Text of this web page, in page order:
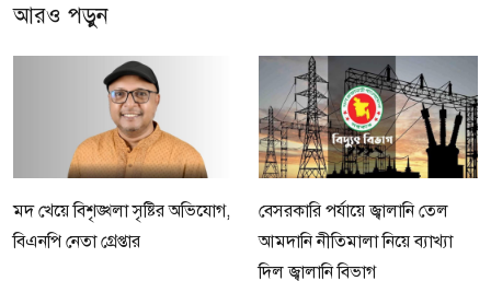
আরও পড়ুন
মদ খেয়ে বিশৃঙ্খলা সৃষ্টির অভিযোগ,
বিএনপি নেতা গ্রেপ্তার
বেসরকারি পর্যায়ে জ্বালানি তেল
আমদানি নীতিমালা নিয়ে ব্যাখ্যা
দিল জ্বালানি বিভাগ